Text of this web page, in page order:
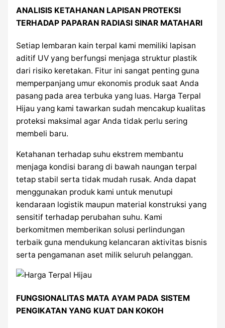
ANALISIS KETAHANAN LAPISAN PROTEKSI
TERHADAP PAPARAN RADIASI SINAR MATAHARI
Setiap lembaran kain terpal kami memiliki lapisan
aditif UV yang berfungsi menjaga struktur plastik
dari risiko keretakan. Fitur ini sangat penting guna
memperpanjang umur ekonomis produk saat Anda
pasang pada area terbuka yang luas. Harga Terpal
Hijau yang kami tawarkan sudah mencakup kualitas
proteksi maksimal agar Anda tidak perlu sering
membeli baru.
Ketahanan terhadap suhu ekstrem membantu
menjaga kondisi barang di bawah naungan terpal
tetap stabil serta tidak mudah rusak. Anda dapat
menggunakan produk kami untuk menutupi
kendaraan logistik maupun material konstruksi yang
sensitif terhadap perubahan suhu. Kami
berkomitmen memberikan solusi perlindungan
terbaik guna mendukung kelancaran aktivitas bisnis
serta pengamanan aset milik seluruh pelanggan.
FUNGSIONALITAS MATA AYAM PADA SISTEM
PENGIKATAN YANG KUAT DAN KOKOH